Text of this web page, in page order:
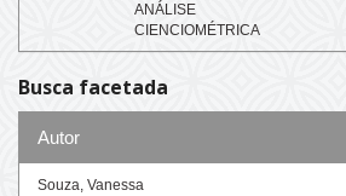
ANÁLISE
CIENCIOMÉTRICA
Busca facetada
Autor
Souza, Vanessa